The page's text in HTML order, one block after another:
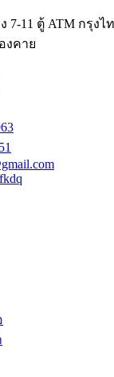
7-11 ตู้ ATM กรุงไ
งคาย